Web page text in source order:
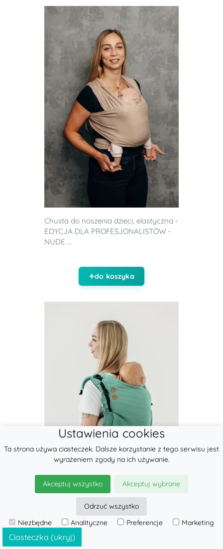
Chusta do noszenia dzieci, elastyczna -
EDYCJA DLA PROFESJONALISTÓW -
NUDE ...
do koszyka
Nosidło Klamrowe Onbuhimo PRO
splot jodełkowy (100% bawełna),
rozmiar Presc...
Ciasteczka (ukryj)
Ustawienia cookies
Ta strona używa ciasteczek. Dalsze korzystanie z tego serwisu jest
wyrażeniem zgody na ich używanie.
Akceptuj wszystko Akceptuj wybrane
Odrzuć wszystko
Niezbędne
Analityczne Preferencje Marketing